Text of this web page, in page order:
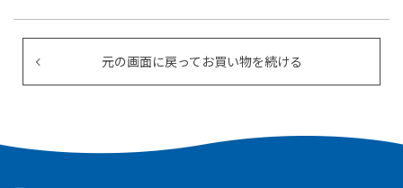
元の画面に戻ってお買い物を続ける